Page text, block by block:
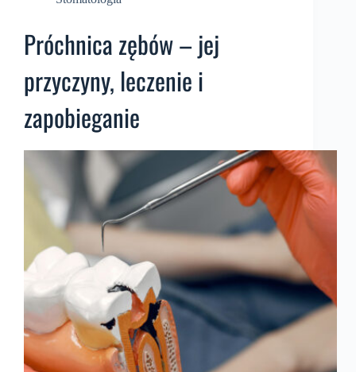
Próchnica zębów – jej
przyczyny, leczenie i
zapobieganie